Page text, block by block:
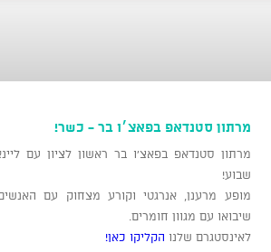
מרתון סטנדאפ בפאצ׳ו בר - כשר!
מרתון סטנדאפ בפאצ'ו בר ראשון לציון עם
שבוע!
מופע מרענן, אנרגטי וקורע מצחוק עם
שיבואו עם מגוון חומרים.
לאינסטגרם שלנו הקליקו כאן!